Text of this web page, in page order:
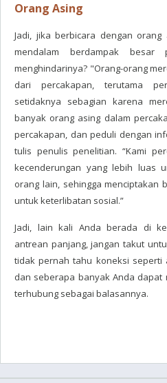
Orang Asing
Jadi, jika berbicara dengan
mendalam berdampak
menghindarinya? "Orang-orang
dari percakapan, terutama
setidaknya sebagian karena
banyak orang asing dalam
percakapan, dan peduli dengan
tulis penulis penelitian. “Kami
kecenderungan yang lebih luas
orang lain, sehingga menciptakan
untuk keterlibatan sosial.”
Jadi, lain kali Anda berada di
antrean panjang, jangan takut
tidak pernah tahu koneksi seperti
dan seberapa banyak Anda dapat
terhubung sebagai balasannya.